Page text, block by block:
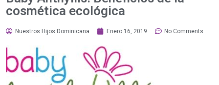
cosmética ecológica
Nuestros Hijos Dominicana Enero 16, 2019 No Comments